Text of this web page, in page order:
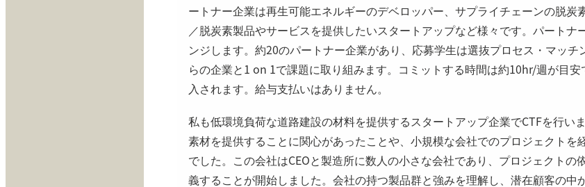
ートナー企業は再生可能エネルギーのデベロッパー、サプライチェーンの脱炭
／脱炭素製品やサービスを提供したいスタートアップなど様々です。パートナ
ンジします。約20のパートナー企業があり、応募学生は選抜プロセス・マッ
らの企業と1 on 1で課題に取り組みます。コミットする時間は約10hr/週が目
入されます。給与支払いはありません。
私も低環境負荷な道路建設の材料を提供するスタートアップ企業でCTFを行い
素材を提供することに関心があったことや、小規模な会社でのプロジェクトを
でした。この会社はCEOと製造所に数人の小さな会社であり、プロジェクトの
義することが開始しました。会社の持つ製品群と強みを理解し、潜在顧客の中